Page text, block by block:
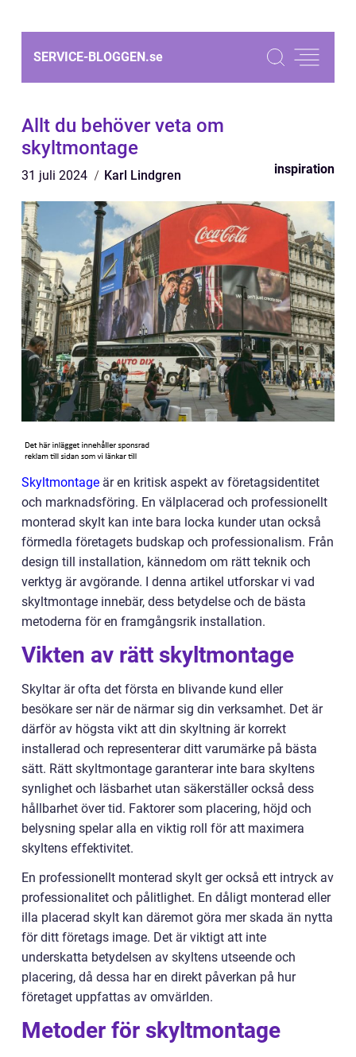
SERVICE-BLOGGEN.se
Allt du behöver veta om
skyltmontage
31 juli 2024 Karl Lindgren inspiration
Skyltmontage är en kritisk aspekt av företagsidentitet
och marknadsföring. En välplacerad och professionellt
monterad skylt kan inte bara locka kunder utan också
förmedla företagets budskap och professionalism. Från
design till installation, kännedom om rätt teknik och
verktyg är avgörande. I denna artikel utforskar vi vad
skyltmontage innebär, dess betydelse och de bästa
metoderna för en framgångsrik installation.
Vikten av rätt skyltmontage
Skyltar är ofta det första en blivande kund eller
besökare ser när de närmar sig din verksamhet. Det är
därför av högsta vikt att din skyltning är korrekt
installerad och representerar ditt varumärke på bästa
sätt. Rätt skyltmontage garanterar inte bara skyltens
synlighet och läsbarhet utan säkerställer också dess
hållbarhet över tid. Faktorer som placering, höjd och
belysning spelar alla en viktig roll för att maximera
skyltens effektivitet.
En professionellt monterad skylt ger också ett intryck av
professionalitet och pålitlighet. En dåligt monterad eller
illa placerad skylt kan däremot göra mer skada än nytta
för ditt företags image. Det är viktigt att inte
underskatta betydelsen av skyltens utseende och
placering, då dessa har en direkt påverkan på hur
företaget uppfattas av omvärlden.
Metoder för skyltmontage